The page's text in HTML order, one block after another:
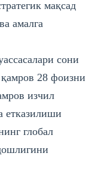
мақсад
амалга
сони
28 фоизни
изчил
етказилиши
глобал